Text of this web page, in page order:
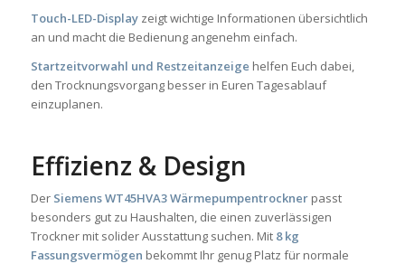
Touch-LED-Displayzeigt wichtige Informationen übersichtlich
an und macht die Bedienung angenehm einfach.
Startzeitvorwahl und Restzeitanzeige helfen Euch dabei,
den Trocknungsvorgang besser in Euren Tagesablauf
einzuplanen.
Effizienz & Design
Der Siemens WT45HVA3 Wärmepumpentrocknerpasst
besonders gut zu Haushalten, die einen zuverlässigen
Trockner mit solider Ausstattung suchen. Mit 8 kg
Fassungsvermögen bekommt Ihr genug Platz für normale